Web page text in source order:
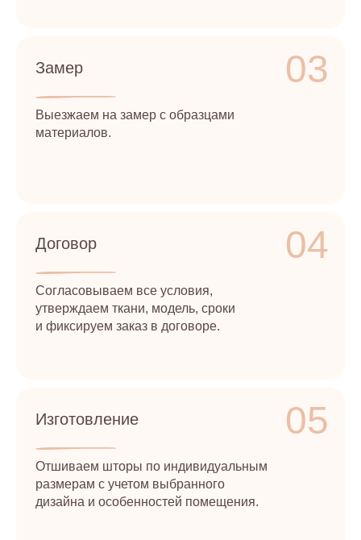
Замер 03
Выезжаем на замер с образцами
материалов.
Договор 04
Согласовываем все условия,
утверждаем ткани, модель, сроки
и фиксируем заказ в договоре.
Изготовление 05
Отшиваем шторы по индивидуальным
размерам с учетом выбранного
дизайна и особенностей помещения.